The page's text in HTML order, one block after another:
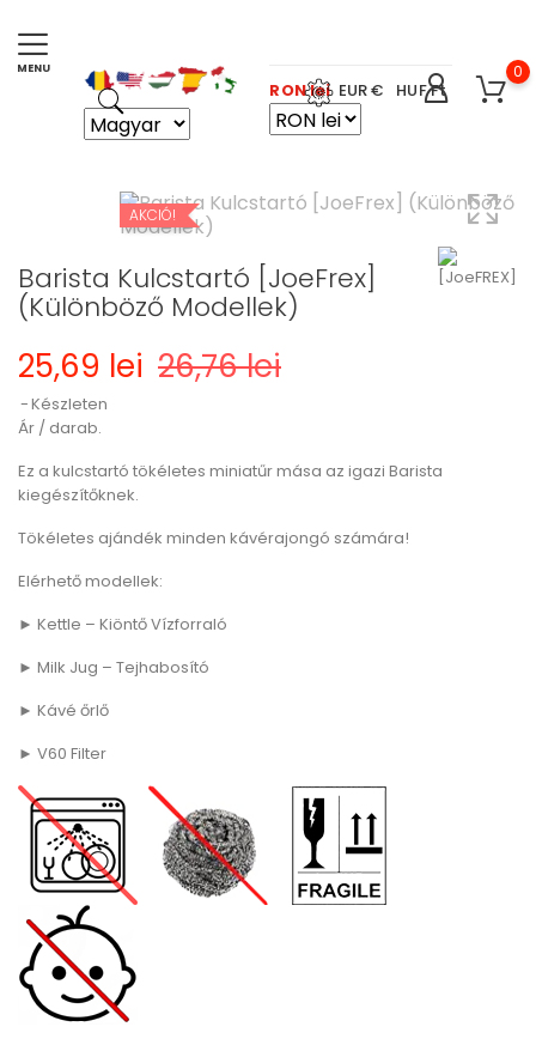
0
RON lei EUR € HUF Ft
AKCIÓ!
Barista Kulcstartó [JoeFrex]
(Különböző Modellek)
25,69 lei 26,76 lei
Készleten
Ár / darab.
Ez a kulcstartó tökéletes miniatűr mása az igazi Barista
kiegészítőknek.
Tökéletes ajándék minden kávérajongó számára!
Elérhető modellek:
► Kettle – Kiöntő Vízforraló
► Milk Jug – Tejhabosító
► Kávé őrlő
► V60 Filter